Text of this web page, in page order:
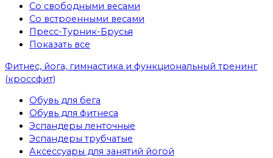
Со свободными весами
Со встроенными весами
Пресс-Турник-Брусья
Показать все
Фитнес, йога, гимнастика и функциональный тренинг
(кроссфит)
Обувь для бега
Обувь для фитнеса
Эспандеры ленточные
Эспандеры трубчатые
Аксессуары для занятий йогой